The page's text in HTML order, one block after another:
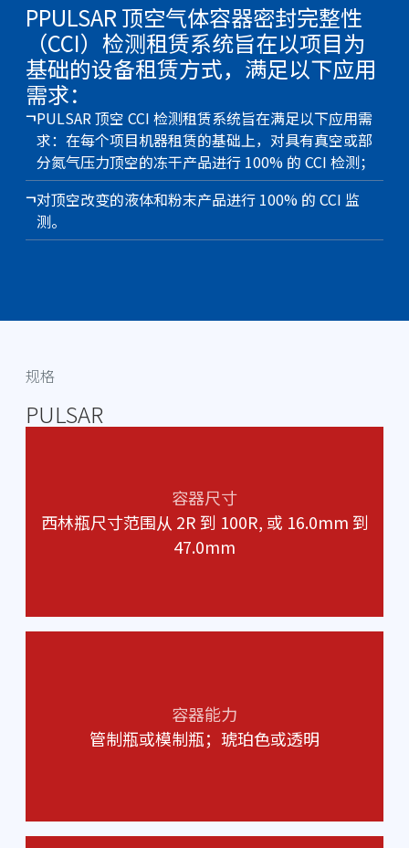
PPULSAR 顶空气体容器密封完整性
（CCI）检测租赁系统旨在以项目为
基础的设备租赁方式，满足以下应用
需求：
PULSAR 顶空 CCI 检测租赁系统旨在满足以下应用需
求：在每个项目机器租赁的基础上，对具有真空或部
分氮气压力顶空的冻干产品进行 100% 的 CCI 检测；
对顶空改变的液体和粉末产品进行 100% 的 CCI 监
测。
规格
PULSAR
容器尺寸
西林瓶尺寸范围从 2R 到 100R, 或 16.0mm 到
47.0mm
容器能力
管制瓶或模制瓶；琥珀色或透明